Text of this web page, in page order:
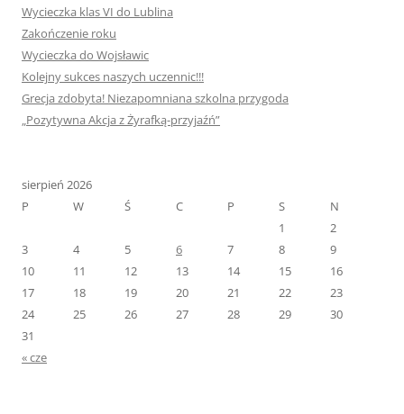
Wycieczka klas VI do Lublina
Zakończenie roku
Wycieczka do Wojsławic
Kolejny sukces naszych uczennic!!!
Grecja zdobyta! Niezapomniana szkolna przygoda
„Pozytywna Akcja z Żyrafką-przyjaźń”
sierpień 2026
P
W Ś C P S
N
1
2
3
4 5 6 7 8
9
10
11 12 13 14 15
16
17
18 19 20 21 22
23
24
25 26 27 28 29
30
31
« cze